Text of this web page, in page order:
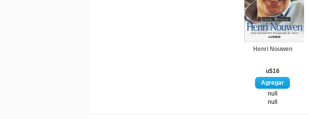
Henri Nouwen
u$16
null
null